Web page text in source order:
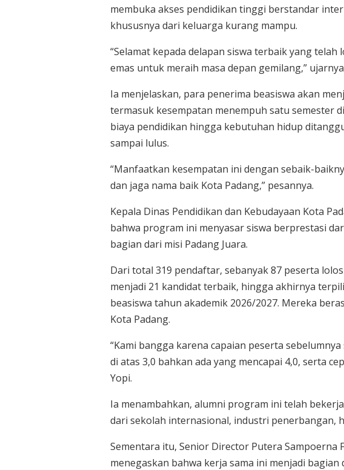
membuka akses pendidikan tinggi berstandar
khususnya dari keluarga kurang mampu.
“Selamat kepada delapan siswa terbaik yang telah
emas untuk meraih masa depan gemilang,”
Ia menjelaskan, para penerima beasiswa akan
termasuk kesempatan menempuh satu semester
biaya pendidikan hingga kebutuhan hidup
sampai lulus.
“Manfaatkan kesempatan ini dengan sebaik-
dan jaga nama baik Kota Padang,” pesannya.
Kepala Dinas Pendidikan dan Kebudayaan Kota
bahwa program ini menyasar siswa berprestasi
bagian dari misi Padang Juara.
Dari total 319 pendaftar, sebanyak 87 peserta
menjadi 21 kandidat terbaik, hingga akhirnya
beasiswa tahun akademik 2026/2027. Mereka
Kota Padang.
“Kami bangga karena capaian peserta
di atas 3,0 bahkan ada yang mencapai 4,0, serta
Yopi.
Ia menambahkan, alumni program ini telah
dari sekolah internasional, industri penerbangan,
Sementara itu, Senior Director Putera Sampoerna
menegaskan bahwa kerja sama ini menjadi